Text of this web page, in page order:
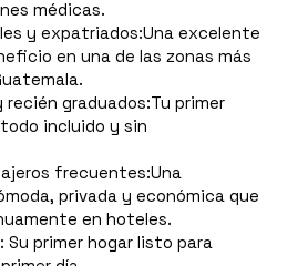
médicas.
y expatriados:Una excelente
en una de las zonas más
graduados:Tu primer
incluido y sin
frecuentes:Una
privada y económica que
en hoteles.
primer hogar listo para